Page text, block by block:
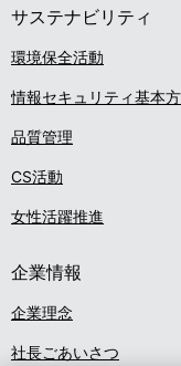
i
g
a
t
i
o
n
ン
サステナビリティ
環境保全活動
情報セキュリティ基本
品質管理
CS活動
女性活躍推進
企業情報
企業理念
社長ごあいさつ